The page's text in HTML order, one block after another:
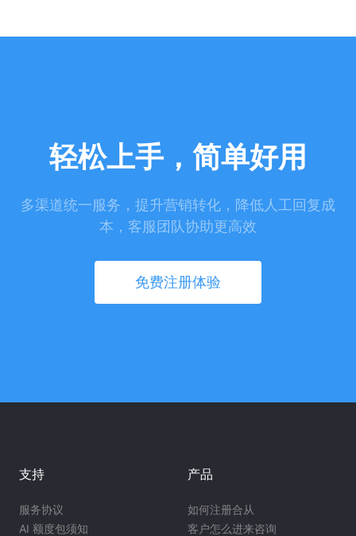
轻松上手，简单好用
多渠道统一服务，提升营销转化，降低人工回复成
本，客服团队协助更高效
免费注册体验
支持
服务协议
AI 额度包须知
产品
如何注册合从
客户怎么进来咨询